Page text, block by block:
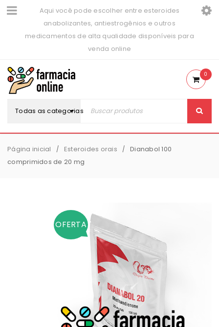
Aqui você pode escolher entre esteroides
anabolizantes, antiestrogênios e outros
medicamentos de alta qualidade disponíveis para
venda online
Todas as categorias
0
Página inicial / Esteroides orais /
Dianabol 100
comprimidos de 20 mg
OFERTA